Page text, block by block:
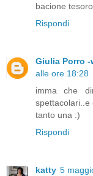
bacione tesoro
Rispondi
Giulia Porro
alle ore 18:28
imma che
tanto una :)
Rispondi
katty 5